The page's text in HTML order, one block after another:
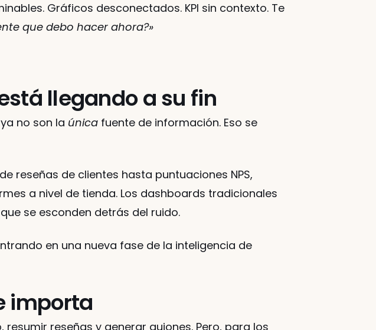
Gráficos desconectados. KPI sin contexto. Te
que debo hacer ahora?»
llegando a su fin
no son la única fuente de información. Eso se
reseñas de clientes hasta puntuaciones NPS,
a nivel de tienda. Los dashboards tradicionales
se esconden detrás del ruido.
en una nueva fase de la inteligencia de
importa
reseñas y generar guiones. Pero, para los